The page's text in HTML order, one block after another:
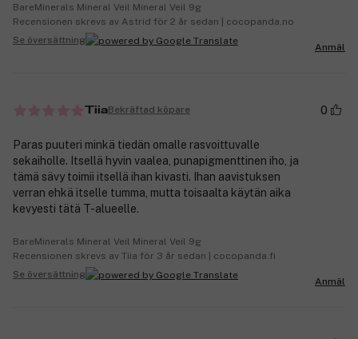
BareMinerals Mineral Veil Mineral Veil 9g
Recensionen skrevs av Astrid för 2 år sedan | cocopanda.no
Se översättning
Anmäl
TiiaBekräftad köpare 0
Paras puuteri minkä tiedän omalle rasvoittuvalle
sekaiholle. Itsellä hyvin vaalea, punapigmenttinen iho, ja
tämä sävy toimii itsellä ihan kivasti. Ihan aavistuksen
verran ehkä itselle tumma, mutta toisaalta käytän aika
kevyesti tätä T-alueelle.
BareMinerals Mineral Veil Mineral Veil 9g
Recensionen skrevs av Tiia för 3 år sedan | cocopanda.fi
Se översättning
Anmäl